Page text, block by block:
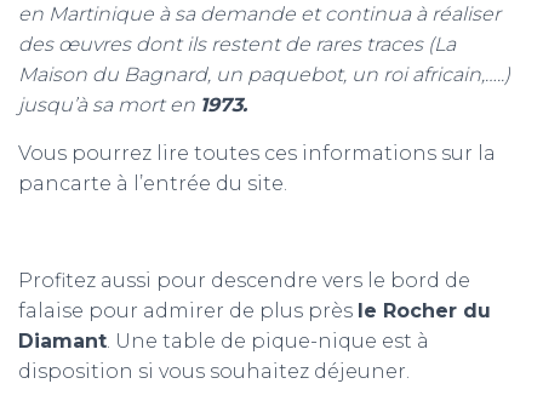
en Martinique à sa demande et continua à réaliser
des œuvres dont ils restent de rares traces (La
Maison du Bagnard, un paquebot, un roi africain,…..)
jusqu’à sa mort en 1973.
Vous pourrez lire toutes ces informations sur la
pancarte à l’entrée du site.
Profitez aussi pour descendre vers le bord de
falaise pour admirer de plus près le Rocher du
Diamant . Une table de pique-nique est à
disposition si vous souhaitez déjeuner.